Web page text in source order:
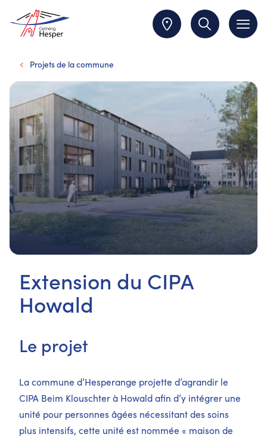
Projets de la commune
Extension du CIPA
Howald
Le projet
La commune d’Hesperange projette d’agrandir le
CIPA Beim Klouschter à Howald afin d’y intégrer une
unité pour personnes âgées nécessitant des soins
plus intensifs, cette unité est nommée « maison de